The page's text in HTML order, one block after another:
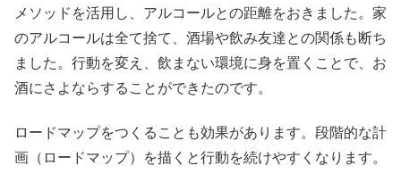
メソッドを活用し、アルコールとの距離をおきました。家
のアルコールは全て捨て、酒場や飲み友達との関係も断ち
ました。行動を変え、飲まない環境に身を置くことで、お
酒にさよならすることができたのです。
ロードマップをつくることも効果があります。段階的な計
画（ロードマップ）を描くと行動を続けやすくなります。